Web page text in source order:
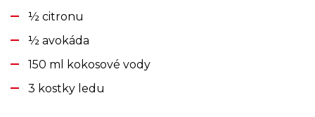
½ citronu
½ avokáda
150 ml kokosové vody
3 kostky ledu